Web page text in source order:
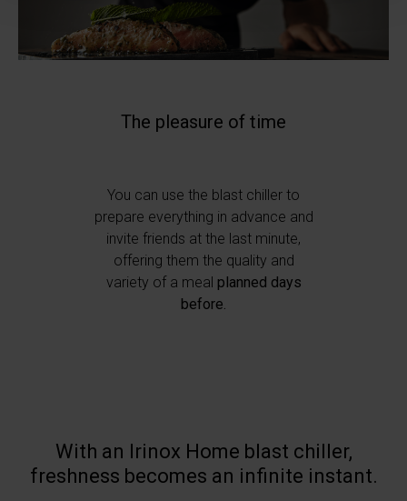
Approfondisci come vengono elaborati i tuoi dati personali
e imposta le tue preferenze nella
sezione dettagli . Puoi
Utilizziamo i cookie per personalizzare i contenuti e gli
cui utilizzi il nostro sito ai nostri partner che si occupano
di analisi dei dati web, pubblicità e social media, i quali
potrebbero combinarle con altre informazioni che hai
fornito loro o che hanno raccolto in base al tuo utilizzo dei
The pleasure of time
You can use the blast chiller to
prepare everything in advance and
invite friends at the last minute,
offering them the quality and
variety of a meal planned days
before.
With an Irinox Home blast chiller,
freshness becomes an infinite instant.